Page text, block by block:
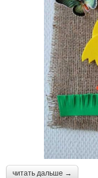
читать дальше →